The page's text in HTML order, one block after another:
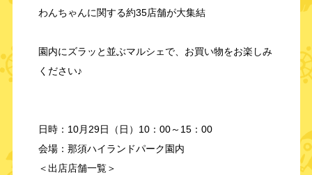
わんちゃんに関する約35店舗が大集結
園内にズラッと並ぶマルシェで、お買い物をお楽しみ
ください♪
日時：10月29日（日）10：00～15：00
会場：那須ハイランドパーク園内
＜出店店舗一覧＞